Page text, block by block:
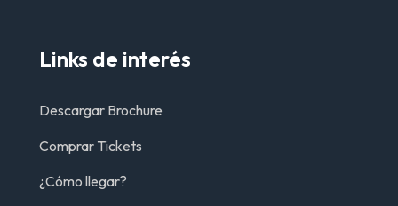
Links de interés
Descargar Brochure
Comprar Tickets
¿Cómo llegar?